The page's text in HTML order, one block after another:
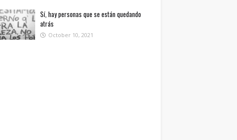
Sí, hay personas que se están quedando
atrás
October 10, 2021